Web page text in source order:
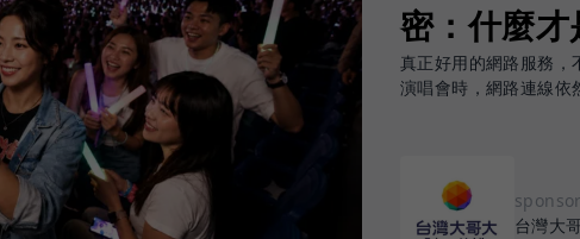
密：什麼才
真正好用的網路服務，
演唱會時，網路連線依
台灣大